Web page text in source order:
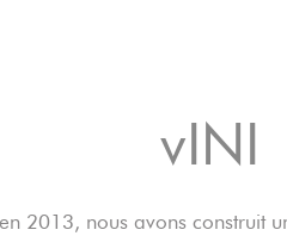
vINI
2013, nous avons